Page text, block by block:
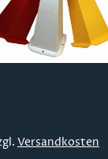
Versandkosten